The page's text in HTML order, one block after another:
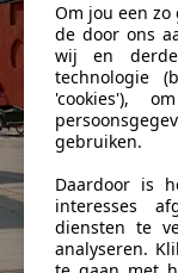
Om jou een
de door ons
wij en
technologie
'cookies'),
gebruiken.
Daardoor is
interesses
diensten te
analyseren.